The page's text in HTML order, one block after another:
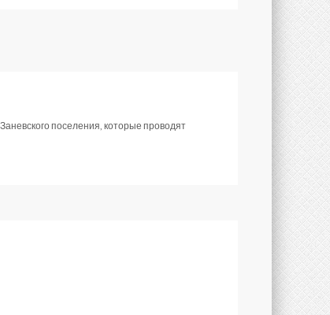
поселения, которые проводят